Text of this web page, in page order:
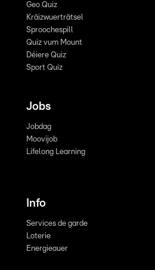
Geo Quiz
Kräizwuerträtsel
Sproochespill
Quiz vum Mount
Déiere Quiz
Sport Quiz
Jobs
Jobdag
Moovijob
Lifelong Learning
Info
Services de garde
Loterie
Energieauer